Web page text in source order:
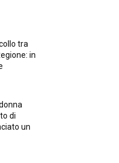
tra
in
di
un